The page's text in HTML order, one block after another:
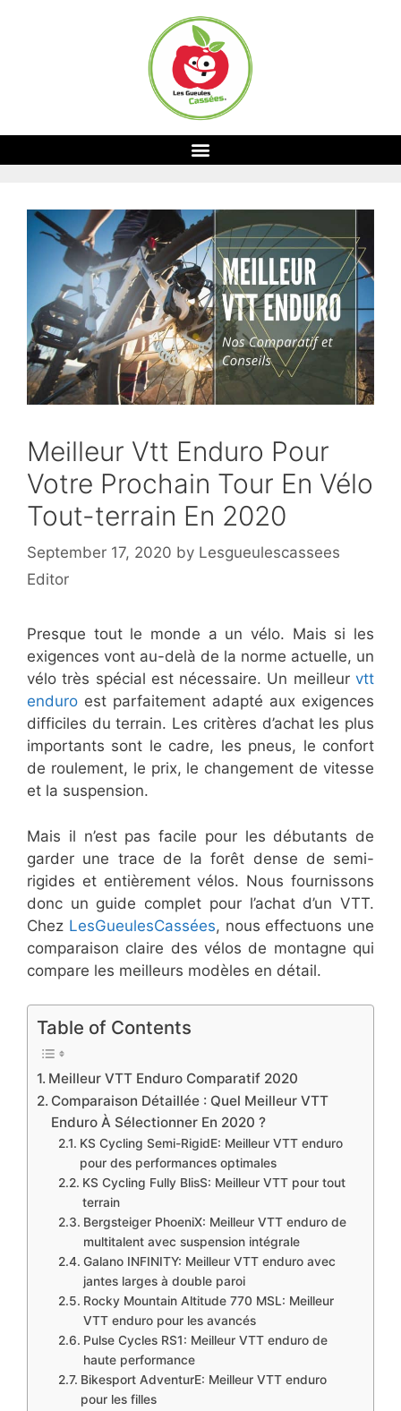
Meilleur Vtt Enduro Pour
Votre Prochain Tour En Vélo
Tout-terrain En 2020
September 17, 2020 by Lesgueulescassees
Editor
Presque tout le monde a un vélo. Mais si les
exigences vont au-delà de la norme actuelle, un
vélo très spécial est nécessaire. Un meilleur vtt
enduro est parfaitement adapté aux exigences
difficiles du terrain. Les critères d’achat les plus
importants sont le cadre, les pneus, le confort
de roulement, le prix, le changement de vitesse
et la suspension.
Mais il n’est pas facile pour les débutants de
garder une trace de la forêt dense de semi-
rigides et entièrement vélos. Nous fournissons
donc un guide complet pour l’achat d’un VTT.
Chez LesGueulesCassées, nous effectuons une
comparaison claire des vélos de montagne qui
compare les meilleurs modèles en détail.
Table of Contents
Meilleur VTT Enduro Comparatif 2020
Comparaison Détaillée : Quel Meilleur VTT
Enduro À Sélectionner En 2020 ?
KS Cycling Semi-RigidE: Meilleur VTT enduro
pour des performances optimales
KS Cycling Fully BlisS: Meilleur VTT pour tout
terrain
Bergsteiger PhoeniX: Meilleur VTT enduro de
multitalent avec suspension intégrale
Galano INFINITY: Meilleur VTT enduro avec
jantes larges à double paroi
Rocky Mountain Altitude 770 MSL: Meilleur
VTT enduro pour les avancés
Pulse Cycles RS1: Meilleur VTT enduro de
haute performance
Bikesport AdventurE: Meilleur VTT enduro
pour les filles